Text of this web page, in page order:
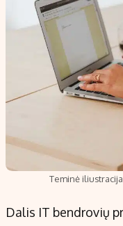
Teminė
Dalis IT bendrovių